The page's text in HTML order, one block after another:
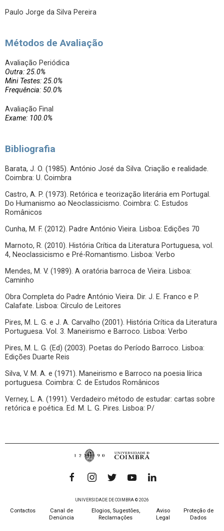
Paulo Jorge da Silva Pereira
Métodos de Avaliação
Avaliação Periódica
Outra: 25.0%
Mini Testes: 25.0%
Frequência: 50.0%
Avaliação Final
Exame: 100.0%
Bibliografia
Barata, J. O. (1985). António José da Silva. Criação e realidade.
Coimbra: U. Coimbra
Castro, A. P. (1973). Retórica e teorização literária em Portugal.
Do Humanismo ao Neoclassicismo. Coimbra: C. Estudos
Românicos
Cunha, M. F. (2012). Padre António Vieira. Lisboa: Edições 70
Marnoto, R. (2010). História Crítica da Literatura Portuguesa, vol.
4, Neoclassicismo e Pré-Romantismo. Lisboa: Verbo
Mendes, M. V. (1989). A oratória barroca de Vieira. Lisboa:
Caminho
Obra Completa do Padre António Vieira. Dir. J. E. Franco e P.
Calafate. Lisboa: Círculo de Leitores
Pires, M. L. G. e J. A. Carvalho (2001). História Crítica da Literatura
Portuguesa. Vol. 3. Maneirismo e Barroco. Lisboa: Verbo
Pires, M. L. G. (Ed) (2003). Poetas do Período Barroco. Lisboa:
Edições Duarte Reis
Silva, V. M. A. e (1971). Maneirismo e Barroco na poesia lírica
portuguesa. Coimbra: C. de Estudos Românicos
Verney, L. A. (1991). Verdadeiro método de estudar: cartas sobre
retórica e poética. Ed. M. L. G. Pires. Lisboa: P/
UNIVERSIDADE DE COIMBRA © 2026
Contactos
Canal de
Denúncia
Elogios, Sugestões,
Reclamações
Aviso
Legal
Proteção de
Dados